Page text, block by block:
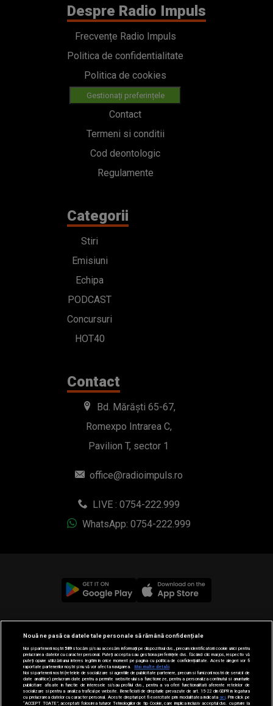
Despre Radio Impuls
Frecvențe Radio Impuls
Politica de confidentialitate
Politica de cookies
Gestionați preferințele
Contact
Termeni si conditii
Cod deontologic
Regulamente
Categorii
Stiri
Emisiuni
Echipa
PODCAST
Concursuri
HOT40
Contact
Bd. Mărăști 65-67,
Romexpo Intrarea C,
Pavilion T, sector 1
office@radioimpuls.ro
LIVE : 0754-222.999
WhatsApp: 0754-222.999
© 2019-2026 DOGAN MEDIA INTERNATIONAL SA, Toate
drepturile rezervate.
Nouă ne pasă ca datele tale personale să rămână confidențiale
Noi și partenerii noștri589stocăm și/sau accesăm informații pe dispozitivul dvs., precum identificatorii cookie unici pentru
prelucrarea datelor cu caracter personal. Puteți accepta sau gestiona preferințele dvs. făcând clic mai jos, respectiv vă
puteți opune utilizării unui interes legitim în orice moment pe pagina cu politica de confidențialitate. Aceste alegeri vor fi
raportate partenerilor noștri și nu vă vor afecta navigarea.
Mai multe detalii
Noi si partenerii nostri (retelele de socializare si agentiile de publicitate partenere, precum si furnizorii nostri de servicii de
date analitice) prelucram date pentru a permite website-ului sa functioneze, pentru a personaliza continutul si anunturile
publicitare afisate in functie de interesele si/sau profilul dvs., pentru a va oferi functionalitati aferente retelelor de
socializare si pentru a analiza traficul pe website. Beneficiati de drepturile prevazute de art. 15-22 din GDPR in legatura
cu prelucrarea datelor cu caracter personal. Aceste drepturi pot fi exercitate prin modalitatea indicataaici . Prin click pe
“ACCEPT TOATE”, acceptati folosirea tuturor Tehnologiilor de tip Cookie, care implica inclusiv acceptul dvs. cu privire la